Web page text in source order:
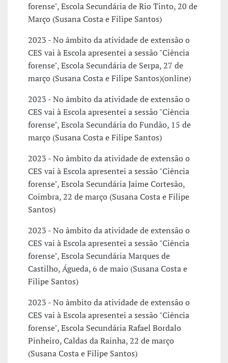
forense", Escola Secundária de Rio Tinto, 20 de
Março (Susana Costa e Filipe Santos)
2023 - No âmbito da atividade de extensão o
CES vai à Escola apresentei a sessão "Ciência
forense", Escola Secundária de Serpa, 27 de
março (Susana Costa e Filipe Santos)(online)
2023 - No âmbito da atividade de extensão o
CES vai à Escola apresentei a sessão "Ciência
forense", Escola Secundária do Fundão, 15 de
março (Susana Costa e Filipe Santos)
2023 - No âmbito da atividade de extensão o
CES vai à Escola apresentei a sessão "Ciência
forense", Escola Secundária Jaime Cortesão,
Coimbra, 22 de março (Susana Costa e Filipe
Santos)
2023 - No âmbito da atividade de extensão o
CES vai à Escola apresentei a sessão "Ciência
forense", Escola Secundária Marques de
Castilho, Águeda, 6 de maio (Susana Costa e
Filipe Santos)
2023 - No âmbito da atividade de extensão o
CES vai à Escola apresentei a sessão "Ciência
forense", Escola Secundária Rafael Bordalo
Pinheiro, Caldas da Rainha, 22 de março
(Susana Costa e Filipe Santos)